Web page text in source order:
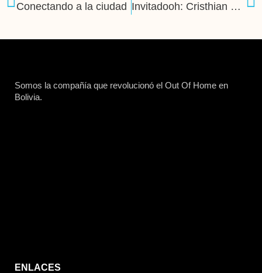
Conectando a la ciudad Invitadooh: Cristhian Medina Justiniano
Somos la compañía que revolucionó el Out Of Home en
Bolivia.
ENLACES